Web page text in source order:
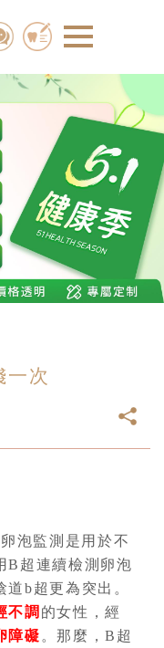
一次
泡監測是用於不
B超連續檢測卵泡
b超更為突出。
不調 的女性，經
障礙 。那麼，B超